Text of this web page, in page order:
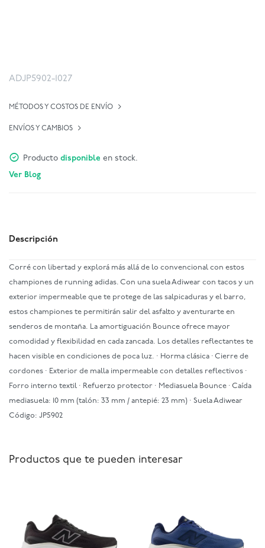
ADJP5902-1027
MÉTODOS Y COSTOS DE ENVÍO
ENVÍOS Y CAMBIOS
Producto disponible en stock.
Ver Blog
Descripción
Corré con libertad y explorá más allá de lo convencional con estos
championes de running adidas. Con una suela Adiwear con tacos y un
exterior impermeable que te protege de las salpicaduras y el barro,
estos championes te permitirán salir del asfalto y aventurarte en
senderos de montaña. La amortiguación Bounce ofrece mayor
comodidad y flexibilidad en cada zancada. Los detalles reflectantes te
hacen visible en condiciones de poca luz. · Horma clásica · Cierre de
cordones · Exterior de malla impermeable con detalles reflectivos ·
Forro interno textil · Refuerzo protector · Mediasuela Bounce · Caída
mediasuela: 10 mm (talón: 33 mm / antepié: 23 mm) · Suela Adiwear
Código: JP5902
Productos que te pueden interesar